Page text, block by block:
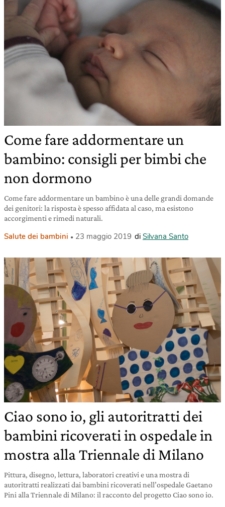
Come fare addormentare un
bambino: consigli per bimbi che
non dormono
Come fare addormentare un bambino è una delle grandi domande
dei genitori: la risposta è spesso affidata al caso, ma esistono
accorgimenti e rimedi naturali.
Salute dei bambini 23 maggio 2019 di Silvana Santo
Ciao sono io, gli autoritratti dei
bambini ricoverati in ospedale in
mostra alla Triennale di Milano
Pittura, disegno, lettura, laboratori creativi e una mostra di
autoritratti realizzati dai bambini ricoverati nell’ospedale Gaetano
Pini alla Triennale di Milano: il racconto del progetto Ciao sono io.